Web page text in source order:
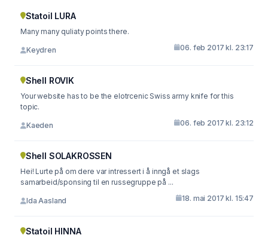
Statoil LURA
Many many quliaty points there.
Keydren 06. feb 2017 kl. 23:17
Shell ROVIK
Your website has to be the elotrcenic Swiss army knife for this
topic.
Kaeden 06. feb 2017 kl. 23:12
Shell SOLAKROSSEN
Hei! Lurte på om dere var intressert i å inngå et slags
samarbeid/sponsing til en russegruppe på ...
Ida Aasland 18. mai 2017 kl. 15:47
Statoil HINNA